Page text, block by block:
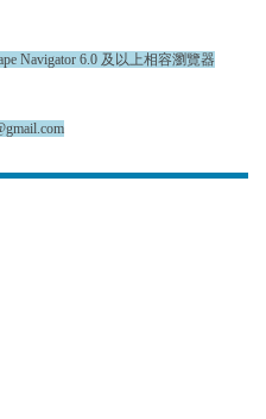
Navigator 6.0 及以上相容瀏覽器